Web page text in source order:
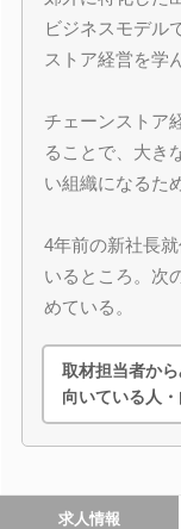
ビジネスモデル
ストア経営を学
チェーンストア
ることで、大き
い組織になるた
4年前の新社長
いるところ。次
めている。
取材担当者か
向いている人
求人情報